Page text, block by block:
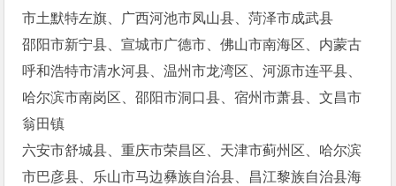
市土默特左旗、广西河池市凤山县、菏泽市成武县
邵阳市新宁县、宣城市广德市、佛山市南海区、内蒙古
呼和浩特市清水河县、温州市龙湾区、河源市连平县、
哈尔滨市南岗区、邵阳市洞口县、宿州市萧县、文昌市
翁田镇
六安市舒城县、重庆市荣昌区、天津市蓟州区、哈尔滨
市巴彦县、乐山市马边彝族自治县、昌江黎族自治县海